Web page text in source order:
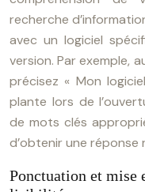
recherche
avec un logiciel
version. Par exemple,
précisez « Mon
plante lors de
de mots clés
d’obtenir une réponse
Ponctuation et mise